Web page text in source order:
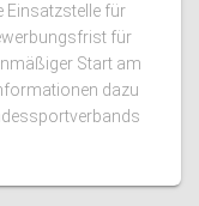
Einsatzstelle für
für
Start am
dazu